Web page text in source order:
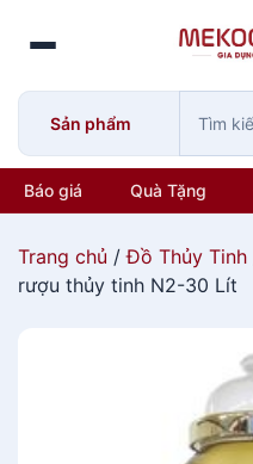
o
Sản phẩm
Báo giá Quà Tặng
Trang chủ /Đồ Thủy Tinh
rượu thủy tinh N2-30 Lít